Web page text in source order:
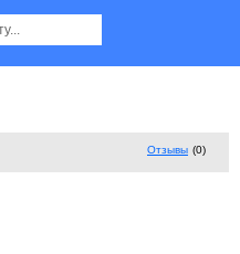
Отзывы (0)